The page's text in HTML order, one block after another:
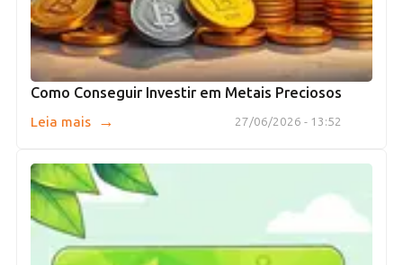
Como Conseguir Investir em Metais Preciosos
27/06/2026 - 13:52
Leia mais →